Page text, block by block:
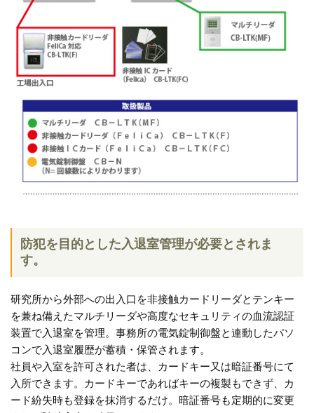
防犯を目的とした入退室管理が必要とされま
す。
研究所から外部への出入口を非接触カードリーダとテンキー
を兼ね備えたマルチリーダや高度なセキュリティの血流認証
装置で入退室を管理。事務所の電気錠制御盤と連動したパソ
コンで入退室履歴が蓄積・保管されます。
社員や入室を許可された者は、カードキー又は暗証番号にて
入所できます。カードキーであればキーの複製もできず、カ
ード紛失時も登録を抹消するだけ。暗証番号も定期的に変更